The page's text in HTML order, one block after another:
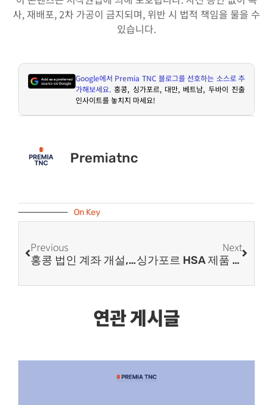
사, 재배포, 2차 가공이 금지되며, 위반 시 법적 책임을 물을 수
있습니다.
Google에서 Premia TNC블로그를 선호하는 소스로 추
가해보세요. 홍콩, 싱가포르, 대만, 베트남, 두바이 진출
인사이트를 놓치지 마세요!
Premiatnc
On Key
Previous
홍콩 법인 계좌 개설, 왜 계속 거절될까? KYC 실패 사례와 디지털 계좌 활용 전략
Next
싱가포르 HSA 제품 등록 절차 | Corppass·CRIS·PRISM 신고 방법
연관 게시글